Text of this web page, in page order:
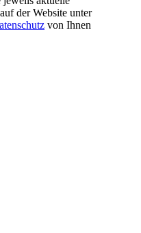
der Website unter
von Ihnen